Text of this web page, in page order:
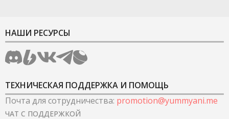
НАШИ РЕСУРСЫ
ТЕХНИЧЕСКАЯ ПОДДЕРЖКА И ПОМОЩЬ
Почта для сотрудничества: promotion@yummyani.me
ЧАТ С ПОДДЕРЖКОЙ